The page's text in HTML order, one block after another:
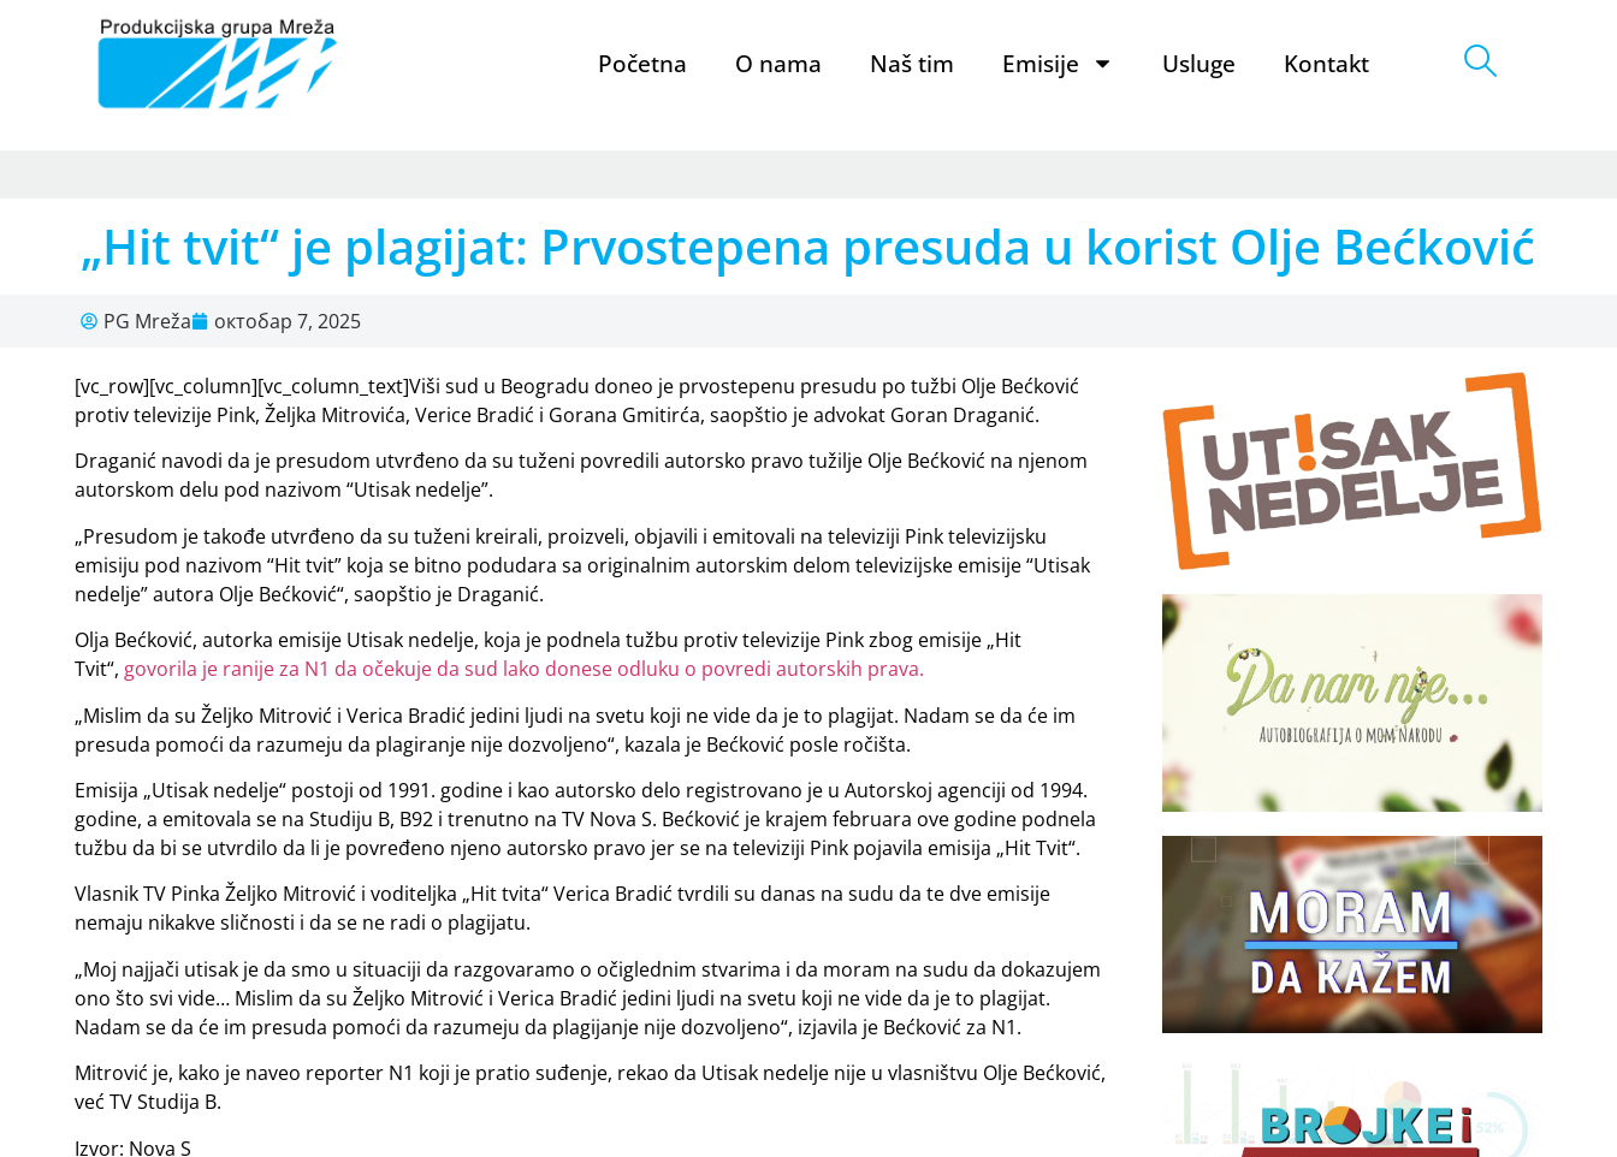
Početna O nama Naš tim Emisije Usluge Kontakt
„Hit tvit“ je plagijat: Prvostepena presuda u korist Olje Bećković
PG Mreža октобар 7, 2025
[vc_row][vc_column][vc_column_text]Viši sud u Beogradu doneo je prvostepenu presudu po tužbi Olje Bećković
protiv televizije Pink, Željka Mitrovića, Verice Bradić i Gorana Gmitirća, saopštio je advokat Goran Draganić.
Draganić navodi da je presudom utvrđeno da su tuženi povredili autorsko pravo tužilje Olje Bećković na njenom
autorskom delu pod nazivom “Utisak nedelje”.
„Presudom je takođe utvrđeno da su tuženi kreirali, proizveli, objavili i emitovali na televiziji Pink televizijsku
emisiju pod nazivom “Hit tvit” koja se bitno podudara sa originalnim autorskim delom televizijske emisije “Utisak
nedelje” autora Olje Bećković“, saopštio je Draganić.
Olja Bećković, autorka emisije Utisak nedelje, koja je podnela tužbu protiv televizije Pink zbog emisije „Hit
Tvit“, govorila je ranije za N1 da očekuje da sud lako donese odluku o povredi autorskih prava.
„Mislim da su Željko Mitrović i Verica Bradić jedini ljudi na svetu koji ne vide da je to plagijat. Nadam se da će im
presuda pomoći da razumeju da plagiranje nije dozvoljeno“, kazala je Bećković posle ročišta.
Emisija „Utisak nedelje“ postoji od 1991. godine i kao autorsko delo registrovano je u Autorskoj agenciji od 1994.
godine, a emitovala se na Studiju B, B92 i trenutno na TV Nova S. Bećković je krajem februara ove godine podnela
tužbu da bi se utvrdilo da li je povređeno njeno autorsko pravo jer se na televiziji Pink pojavila emisija „Hit Tvit“.
Vlasnik TV Pinka Željko Mitrović i voditeljka „Hit tvita“ Verica Bradić tvrdili su danas na sudu da te dve emisije
nemaju nikakve sličnosti i da se ne radi o plagijatu.
„Moj najjači utisak je da smo u situaciji da razgovaramo o očiglednim stvarima i da moram na sudu da dokazujem
ono što svi vide… Mislim da su Željko Mitrović i Verica Bradić jedini ljudi na svetu koji ne vide da je to plagijat.
Nadam se da će im presuda pomoći da razumeju da plagijanje nije dozvoljeno“, izjavila je Bećković za N1.
Mitrović je, kako je naveo reporter N1 koji je pratio suđenje, rekao da Utisak nedelje nije u vlasništvu Olje Bećković,
već TV Studija B.
Izvor: Nova S